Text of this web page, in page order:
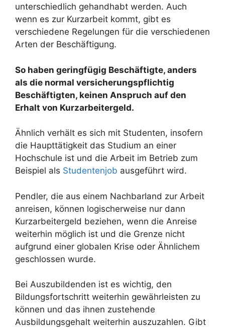
unterschiedlich gehandhabt werden. Auch
wenn es zur Kurzarbeit kommt, gibt es
verschiedene Regelungen für die verschiedenen
Arten der Beschäftigung.
So haben geringfügig Beschäftigte, anders
als die normal versicherungspflichtig
Beschäftigten, keinen Anspruch auf den
Erhalt von Kurzarbeitergeld.
Ähnlich verhält es sich mit Studenten, insofern
die Haupttätigkeit das Studium an einer
Hochschule ist und die Arbeit im Betrieb zum
Beispiel als Studentenjob ausgeführt wird.
Pendler, die aus einem Nachbarland zur Arbeit
anreisen, können logischerweise nur dann
Kurzarbeitergeld beziehen, wenn die Anreise
weiterhin möglich ist und die Grenze nicht
aufgrund einer globalen Krise oder Ähnlichem
geschlossen wurde.
Bei Auszubildenden ist es wichtig, den
Bildungsfortschritt weiterhin gewährleisten zu
können und das ihnen zustehende
Ausbildungsgehalt weiterhin auszuzahlen. Gibt